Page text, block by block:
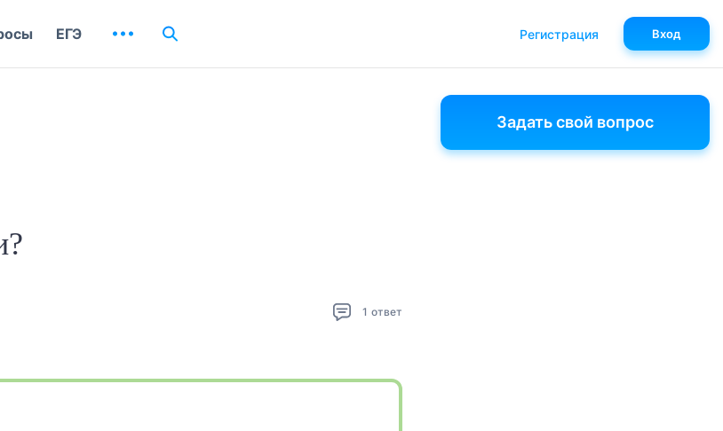
1 ответ
Задать свой вопрос
ЕГЭ Регистрация Вход